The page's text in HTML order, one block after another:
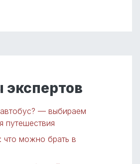
экспертов
— выбираем
путешествия
что можно брать в